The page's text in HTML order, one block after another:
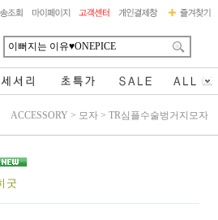
ACCESSORY > 모자 > TR심플수술벙거지모자
굿